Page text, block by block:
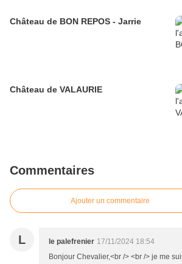
Château de BON REPOS - Jarrie
Château de VALAURIE
Commentaires
Ajouter un commentaire
L le palefrenier 17/11/2024 18:54
Bonjour Chevalier,<br /> <br /> je me